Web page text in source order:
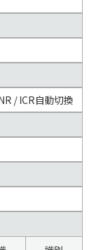
/ ICR自動切換